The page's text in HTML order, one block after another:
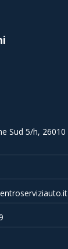
Sud 5/h, 26010